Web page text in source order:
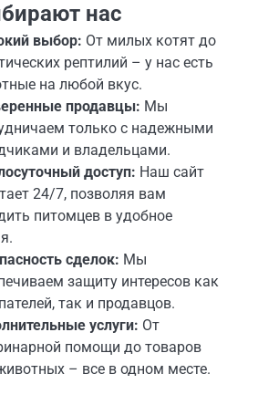
нас
выбор: От милых котят до
рептилий – у нас есть
на любой вкус.
продавцы: Мы
только с надежными
и владельцами.
доступ: Наш сайт
24/7, позволяя вам
питомцев в удобное
сделок: Мы
защиту интересов как
так и продавцов.
услуги: От
помощи до товаров
– все в одном месте.